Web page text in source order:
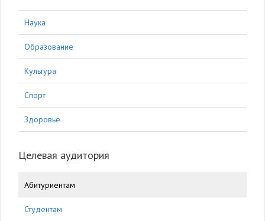
Наука
Образование
Культура
Спорт
Здоровье
Целевая аудитория
Абитуриентам
Студентам